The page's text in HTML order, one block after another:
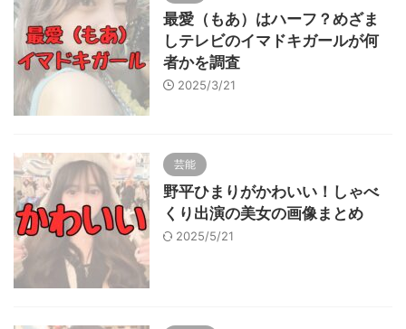
最愛（もあ）はハーフ？めざま
しテレビのイマドキガールが何
者かを調査
2025/3/21
芸能
野平ひまりがかわいい！しゃべ
くり出演の美女の画像まとめ
2025/5/21